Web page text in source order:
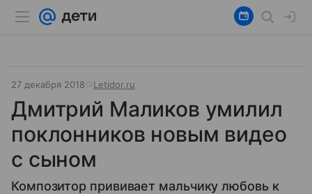
27 декабря 2018 Letidor.ru
Дмитрий Маликов умилил
поклонников новым видео
с сыном
Композитор прививает мальчику любовь к